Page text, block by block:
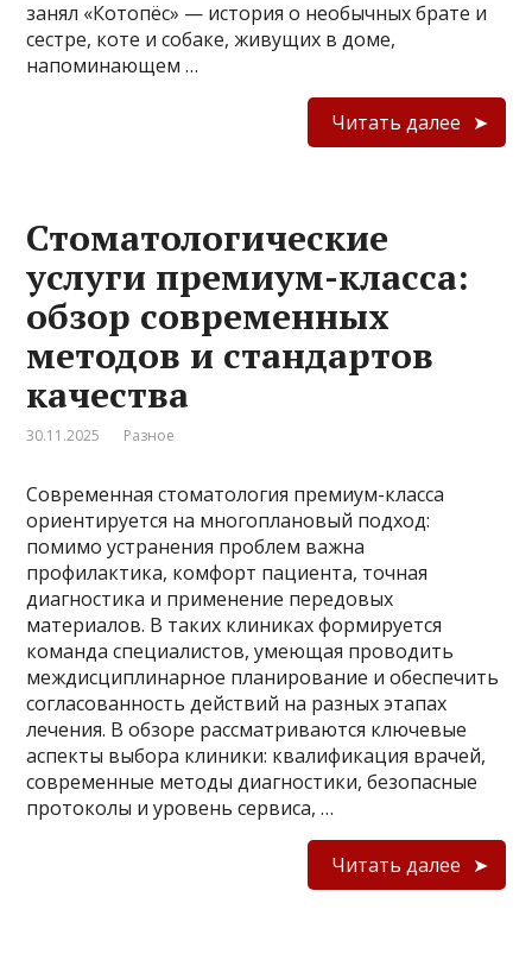
занял «Котопёс» — история о необычных брате и
сестре, коте и собаке, живущих в доме,
напоминающем …
Читать далее
Стоматологические
услуги премиум-класса:
обзор современных
методов и стандартов
качества
30.11.2025 Разное
Современная стоматология премиум-класса
ориентируется на многоплановый подход:
помимо устранения проблем важна
профилактика, комфорт пациента, точная
диагностика и применение передовых
материалов. В таких клиниках формируется
команда специалистов, умеющая проводить
междисциплинарное планирование и обеспечить
согласованность действий на разных этапах
лечения. В обзоре рассматриваются ключевые
аспекты выбора клиники: квалификация врачей,
современные методы диагностики, безопасные
протоколы и уровень сервиса, …
Читать далее